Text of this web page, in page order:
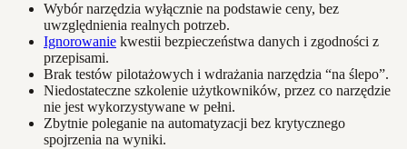
Wybór narzędzia wyłącznie na podstawie ceny, bez
uwzględnienia realnych potrzeb.
Ignorowanie kwestii bezpieczeństwa danych i zgodności z
przepisami.
Brak testów pilotażowych i wdrażania narzędzia “na ślepo”.
Niedostateczne szkolenie użytkowników, przez co narzędzie
nie jest wykorzystywane w pełni.
Zbytnie poleganie na automatyzacji bez krytycznego
spojrzenia na wyniki.